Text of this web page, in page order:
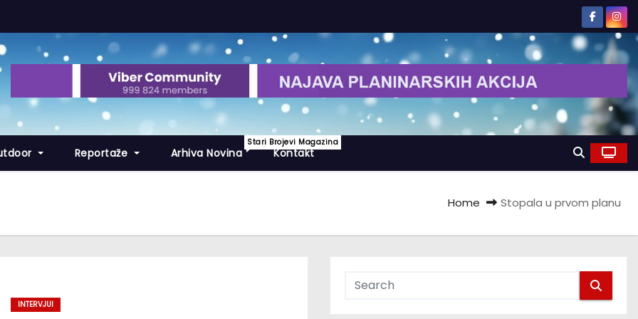
Reportaže Arhiva Novina
Stari Brojevi Magazina
Kontakt
Home Stopala u prvom planu
INTERVJUI